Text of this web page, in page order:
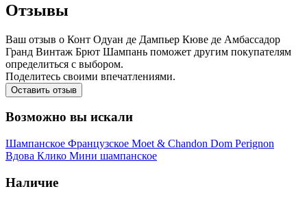
Отзывы
Ваш отзыв о Конт Одуан де Дампьер Кюве де Амбассадор
Гранд Винтаж Брют Шампань поможет другим покупателям
определиться с выбором.
Поделитесь своими впечатлениями.
Оставить отзыв
Возможно вы искали
Шампанское Французское Moet & Chandon Dom Perignon
Вдова Клико Мини шампанское
Наличие